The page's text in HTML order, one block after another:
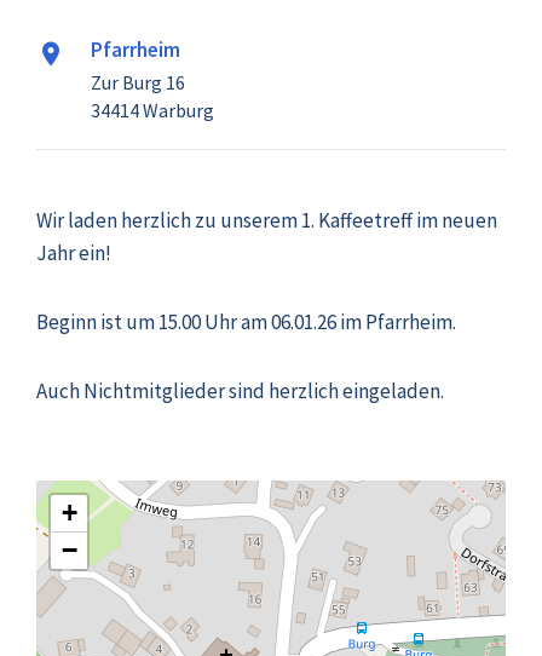
Pfarrheim
Zur Burg 16
34414 Warburg
Wir laden herzlich zu unserem 1. Kaffeetreff im neuen
Jahr ein!
Beginn ist um 15.00 Uhr am 06.01.26 im Pfarrheim.
Auch Nichtmitglieder sind herzlich eingeladen.
+
−